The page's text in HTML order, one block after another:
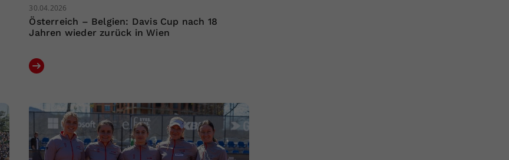
30.04.2026
Österreich – Belgien: Davis Cup nach 18
Jahren wieder zurück in Wien